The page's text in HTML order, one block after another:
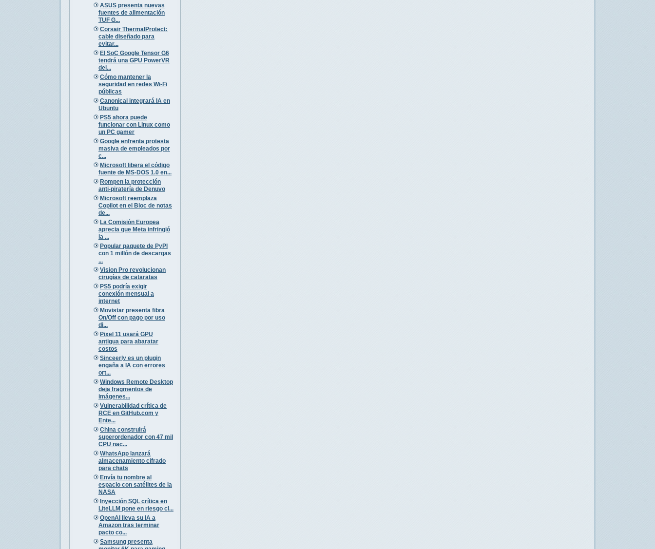
ASUS presenta nuevas
fuentes de alimentación
TUF G...
Corsair ThermalProtect:
cable diseñado para
evitar...
El SoC Google Tensor G6
tendrá una GPU PowerVR
del...
Cómo mantener la
seguridad en redes Wi-Fi
públicas
Canonical integrará IA en
Ubuntu
PS5 ahora puede
funcionar con Linux como
un PC gamer
Google enfrenta protesta
masiva de empleados por
c...
Microsoft libera el código
fuente de MS-DOS 1.0 en...
Rompen la protección
anti-piratería de Denuvo
Microsoft reemplaza
Copilot en el Bloc de notas
de...
La Comisión Europea
aprecia que Meta infringió
la ...
Popular paquete de PyPI
con 1 millón de descargas
...
Vision Pro revolucionan
cirugías de cataratas
PS5 podría exigir
conexión mensual a
internet
Movistar presenta fibra
On/Off con pago por uso
di...
Pixel 11 usará GPU
antigua para abaratar
costos
Sinceerly es un plugin
engaña a IA con errores
ort...
Windows Remote Desktop
deja fragmentos de
imágenes...
Vulnerabilidad crítica de
RCE en GitHub.com y
Ente...
China construirá
superordenador con 47 mil
CPU nac...
WhatsApp lanzará
almacenamiento cifrado
para chats
Envía tu nombre al
espacio con satélites de la
NASA
Inyección SQL crítica en
LiteLLM pone en riesgo cl...
OpenAI lleva su IA a
Amazon tras terminar
pacto co...
Samsung presenta